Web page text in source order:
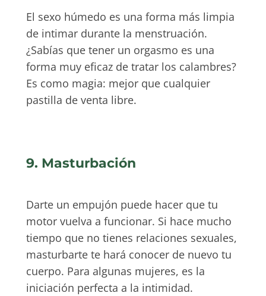
El sexo húmedo es una forma más limpia
de intimar durante la menstruación.
¿Sabías que tener un orgasmo es una
forma muy eficaz de tratar los calambres?
Es como magia: mejor que cualquier
pastilla de venta libre.
9. Masturbación
Darte un empujón puede hacer que tu
motor vuelva a funcionar. Si hace mucho
tiempo que no tienes relaciones sexuales,
masturbarte te hará conocer de nuevo tu
cuerpo. Para algunas mujeres, es la
iniciación perfecta a la intimidad.